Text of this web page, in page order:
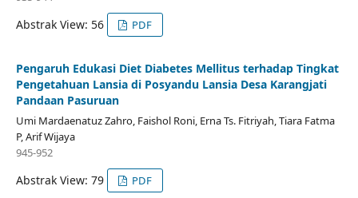
Abstrak View: 56 PDF
Pengaruh Edukasi Diet Diabetes Mellitus terhadap Tingkat
Pengetahuan Lansia di Posyandu Lansia Desa Karangjati
Pandaan Pasuruan
Umi Mardaenatuz Zahro, Faishol Roni, Erna Ts. Fitriyah, Tiara Fatma
P, Arif Wijaya
945-952
Abstrak View: 79 PDF